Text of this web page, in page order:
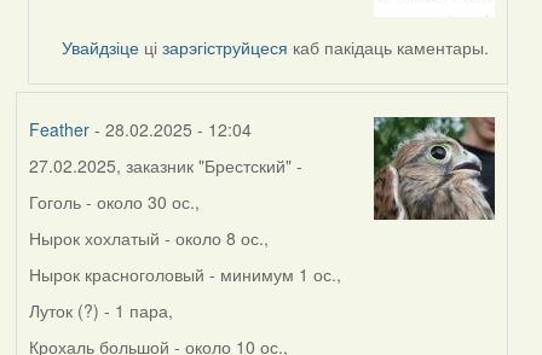
sergey
Увайдзіце цізарэгіструйцеся каб пакідаць каментары.
Feather- 28.02.2025 - 12:04
27.02.2025, заказник "Брестский" -
Гоголь - около 30 ос.,
Нырок хохлатый - около 8 ос.,
Нырок красноголовый - минимум 1 ос.,
Луток (?) - 1 пара,
Крохаль большой - около 10 ос.,